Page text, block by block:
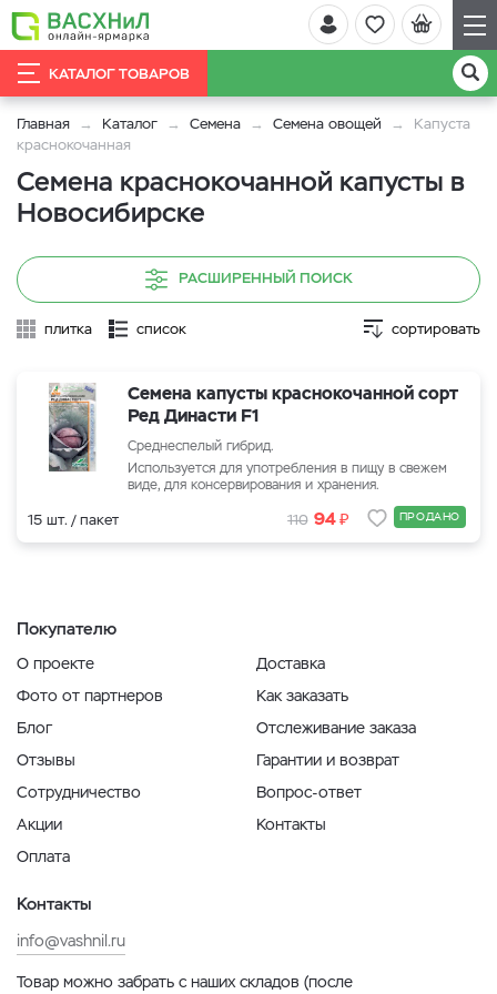
КАТАЛОГ ТОВАРОВ
Главная Каталог Семена Семена овощей
Капуста
краснокочанная
Семена краснокочанной капусты в
Новосибирске
РАСШИРЕННЫЙ ПОИСК
плитка список сортировать
Семена капусты краснокочанной сорт
Ред Династи F1
Среднеспелый гибрид.
Используется для употребления в пищу в свежем
виде, для консервирования и хранения.
15 шт. / пакет 110 94₽ ПРОДАНО
Покупателю
О проекте
Фото от партнеров
Блог
Отзывы
Сотрудничество
Акции
Оплата
Доставка
Как заказать
Отслеживание заказа
Гарантии и возврат
Вопрос-ответ
Контакты
Контакты
info@vashnil.ru
Товар можно забрать с наших складов (после